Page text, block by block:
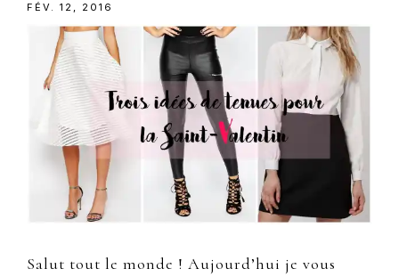
FÉV. 12, 2016
Salut tout le monde ! Aujourd’hui je vous